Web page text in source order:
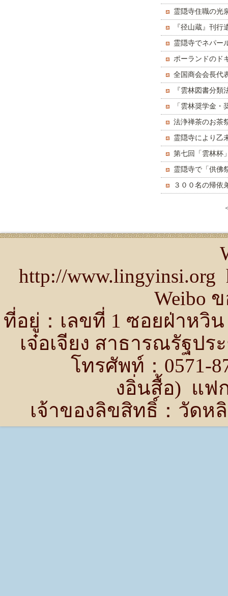
霊隠寺住職の光
『径山蔵』刊
霊隠寺でネパー
ポーランドのド
全国商会会長代
『雲林図書分
隠寺で挙行され
「雲林奨学金
法浄禅茶のお茶
霊隠寺により乙
第七回「雲林杯
霊隠寺で「供佛
３００名の帰依
http://
Weibo
ที่อยู่：เลขที่ 1 ซอยฝ่าห
เจ๋อเจียง สาธารณรัฐป
โทรศัพท์：0571-
งอิ่นสื้อ) แฟก
เจ้าของลิขสิทธิ์：วัดห